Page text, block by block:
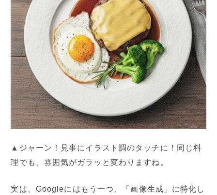
▲ジャーン！見事にイラスト調のタッチに！ 同じ料
理でも、雰囲気がガラッと変わりますね。
実は、Googleにはもう一つ、「画像生成」に特化し